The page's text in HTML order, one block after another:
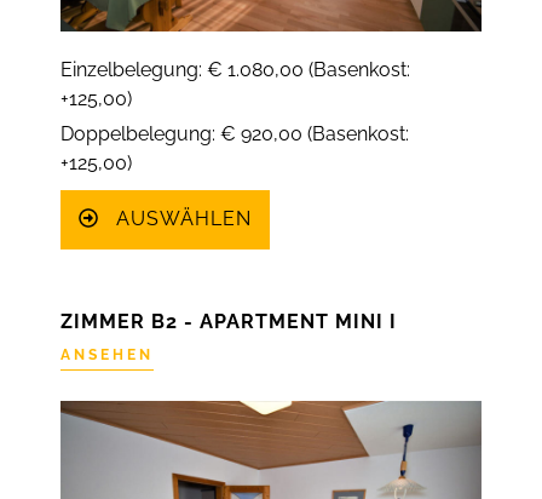
Einzelbelegung: € 1.080,00 (Basenkost:
+125,00)
Doppelbelegung: € 920,00 (Basenkost:
+125,00)
AUSWÄHLEN
ZIMMER B2 - APARTMENT MINI I
ANSEHEN